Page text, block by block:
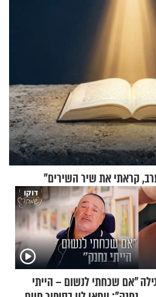
קראתי את שיר השירים"
"אם שכחתי לנשום – הייתי